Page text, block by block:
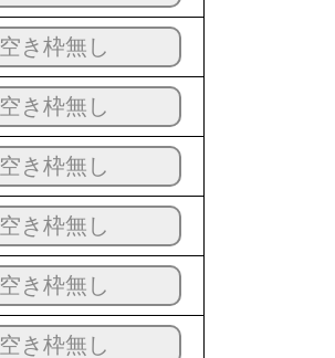
空き枠無し
空き枠無し
空き枠無し
空き枠無し
空き枠無し
空き枠無し